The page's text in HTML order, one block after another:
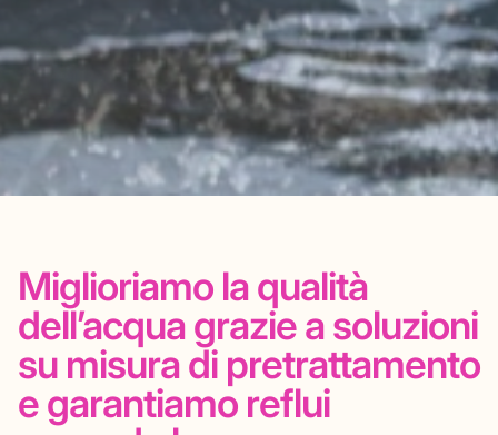
Miglioriamo la qualità
dell’acquagrazie a soluzioni
su misuradi pretrattamento
e garantiamo reflui